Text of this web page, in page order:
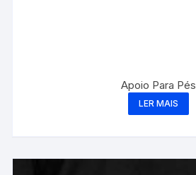
Apoio Para Pés
LER MAIS